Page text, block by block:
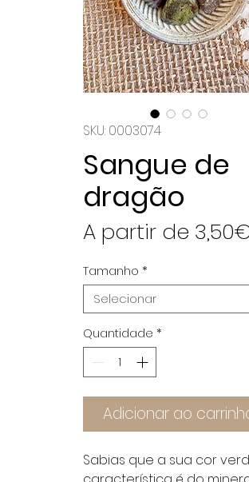
SKU: 0003074
Sangue de
dragão
A partir de
Tamanho *
Quantidade *
Adicionar ao
Sabias que a sua cor